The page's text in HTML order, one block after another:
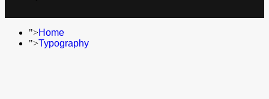
">Home
">Typography